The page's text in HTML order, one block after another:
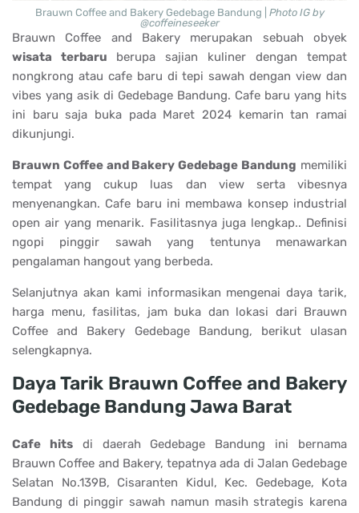
Brauwn Coffee and Bakery Gedebage Bandung | Photo IG by
@coffeineseeker
Brauwn Coffee and Bakery merupakan sebuah obyek
wisata terbaru berupa sajian kuliner dengan tempat
nongkrong atau cafe baru di tepi sawah dengan view dan
vibes yang asik di Gedebage Bandung. Cafe baru yang hits
ini baru saja buka pada Maret 2024 kemarin tan ramai
dikunjungi.
Brauwn Coffee and Bakery Gedebage Bandung memiliki
tempat yang cukup luas dan view serta vibesnya
menyenangkan. Cafe baru ini membawa konsep industrial
open air yang menarik. Fasilitasnya juga lengkap.. Definisi
ngopi pinggir sawah yang tentunya menawarkan
pengalaman hangout yang berbeda.
Selanjutnya akan kami informasikan mengenai daya tarik,
harga menu, fasilitas, jam buka dan lokasi dari Brauwn
Coffee and Bakery Gedebage Bandung, berikut ulasan
selengkapnya.
Daya Tarik Brauwn Coffee and Bakery
Gedebage Bandung Jawa Barat
Cafe hitsdi daerah Gedebage Bandung ini bernama
Brauwn Coffee and Bakery, tepatnya ada di Jalan Gedebage
Selatan No.139B, Cisaranten Kidul, Kec. Gedebage, Kota
Bandung di pinggir sawah namun masih strategis karena